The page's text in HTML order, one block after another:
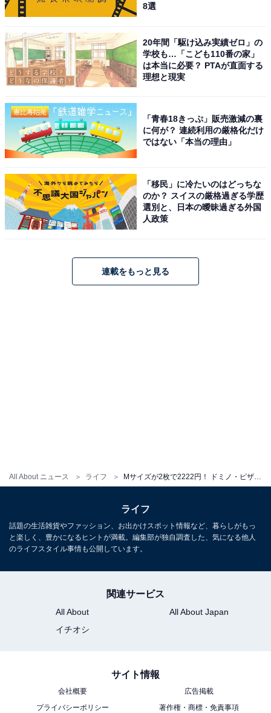
All About ニュース ライフ
びっくりドンキー、400gの「ガリバーバーグ」や倍量の
・
ケンタッキー、最大1080円お得な「シェアBOX」発売！
人気のチキンを自由に選べる
7年ぶりの復活！ モスバーガーの「フォカッチャサン
ド」はスモーキーな味で気分はまさに「アウトドア」
・
10代・20代の「好きな冷凍食品」ランキング！ 「からあ
げ」「ぎょうざ」を抑えた1位は？
【関連リンク】
8選
20年間「駆け込み実績ゼロ」の
学校も…「こども110番の家」
は本当に必要？ PTAが直面する
理想と現実
「青春18きっぷ」販売激減の裏
に何が？ 連続利用の厳格化だけ
ではない「本当の理由」
「移民」に冷たいのはどっちな
のか？ スイスの厳格過ぎる学歴
選別と、日本の曖昧過ぎる外国
人政策
連載をもっと見る
ライフ
話題の生活雑貨やファッション、お出かけスポット情報など、暮らしがもっ
と楽しく、豊かになるヒントが満載。編集部が独自調査した、気になる他人
のライフスタイル事情も公開しています。
関連サービス
All About
All About Japan
イチオシ
サイト情報
会社概要
広告掲載
プライバシーポリシー
著作権・商標・免責事項